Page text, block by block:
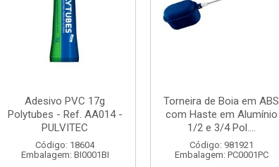
Adesivo PVC 17g
Polytubes - Ref. AA014 -
PULVITEC
Código: 18604
Embalagem: BI0001BI
Torneira de Boia em ABS
com Haste em Alumínio
1/2 e 3/4 Pol....
Código: 981921
Embalagem: PC0001PC